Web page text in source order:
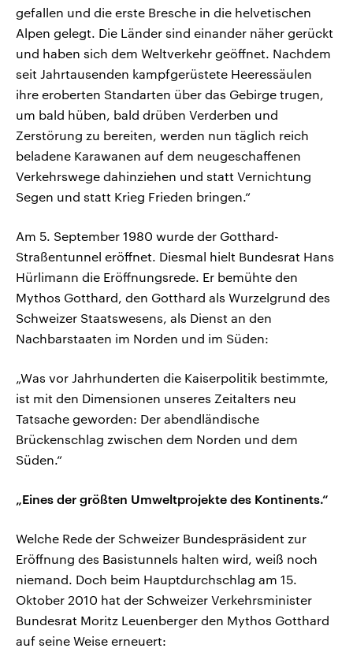
gefallen und die erste Bresche in die helvetischen
Alpen gelegt. Die Länder sind einander näher gerückt
und haben sich dem Weltverkehr geöffnet. Nachdem
seit Jahrtausenden kampfgerüstete Heeressäulen
ihre eroberten Standarten über das Gebirge trugen,
um bald hüben, bald drüben Verderben und
Zerstörung zu bereiten, werden nun täglich reich
beladene Karawanen auf dem neugeschaffenen
Verkehrswege dahinziehen und statt Vernichtung
Segen und statt Krieg Frieden bringen.“
Am 5. September 1980 wurde der Gotthard-
Straßentunnel eröffnet. Diesmal hielt Bundesrat Hans
Hürlimann die Eröffnungsrede. Er bemühte den
Mythos Gotthard, den Gotthard als Wurzelgrund des
Schweizer Staatswesens, als Dienst an den
Nachbarstaaten im Norden und im Süden:
„Was vor Jahrhunderten die Kaiserpolitik bestimmte,
ist mit den Dimensionen unseres Zeitalters neu
Tatsache geworden: Der abendländische
Brückenschlag zwischen dem Norden und dem
Süden.“
„Eines der größten Umweltprojekte des Kontinents.“
Welche Rede der Schweizer Bundespräsident zur
Eröffnung des Basistunnels halten wird, weiß noch
niemand. Doch beim Hauptdurchschlag am 15.
Oktober 2010 hat der Schweizer Verkehrsminister
Bundesrat Moritz Leuenberger den Mythos Gotthard
auf seine Weise erneuert: